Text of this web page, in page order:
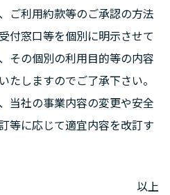
ご利用約款等のご承認の方法
付窓口等を個別に明示させて
その個別の利用目的等の内容
たしますのでご了承下さい。
当社の事業内容の変更や安全
等に応じて適宜内容を改訂す
以上